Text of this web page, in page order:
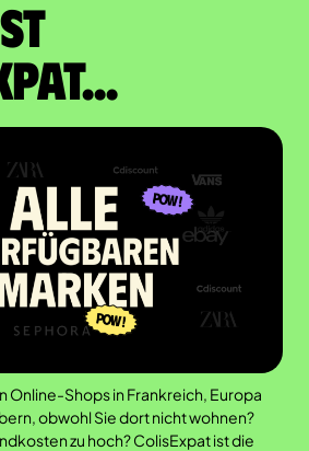
Online-Shops in Frankreich, Europa
obwohl Sie dort nicht wohnen?
zu hoch? ColisExpat ist die